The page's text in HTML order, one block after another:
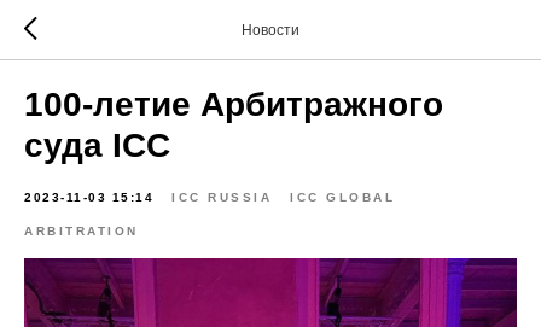
Новости
100-летие Арбитражного
суда ICC
2023-11-03 15:14 ICC RUSSIA ICC GLOBAL
ARBITRATION